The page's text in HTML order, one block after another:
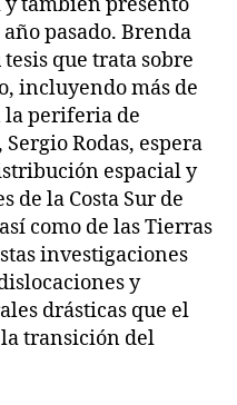
pasado. Brenda
que trata sobre
incluyendo más de
la periferia de
Rodas, espera
espacial y
de la Costa Sur de
como de las Tierras
investigaciones
y
drásticas que el
transición del